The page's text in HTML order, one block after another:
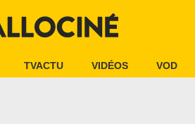
TVACTU VIDÉOS VOD